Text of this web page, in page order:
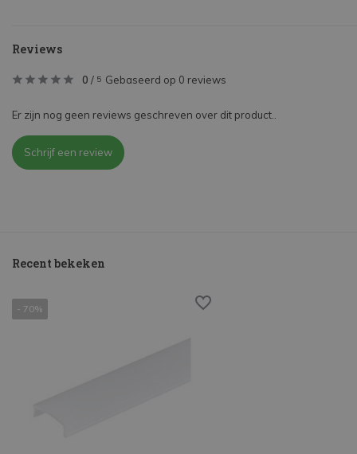
Reviews
0 / 5 Gebaseerd op 0 reviews
Er zijn nog geen reviews geschreven over dit product..
Schrijf een review
Recent bekeken
- 70%